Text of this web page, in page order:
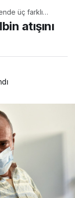
üç farklı
hissetti
atışını